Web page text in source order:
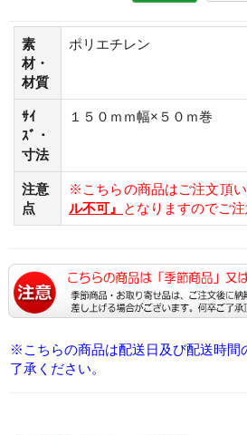
素
材・
材質
ポリエチレン
ｻｲ
ｽﾞ・
寸法
１５０ｍｍ幅×５０ｍ巻
注意
点
※こちらの商品はご注文頂
ル不可』 となりますのでご注
※こちらの商品は配送日及び配送時間
了承ください。